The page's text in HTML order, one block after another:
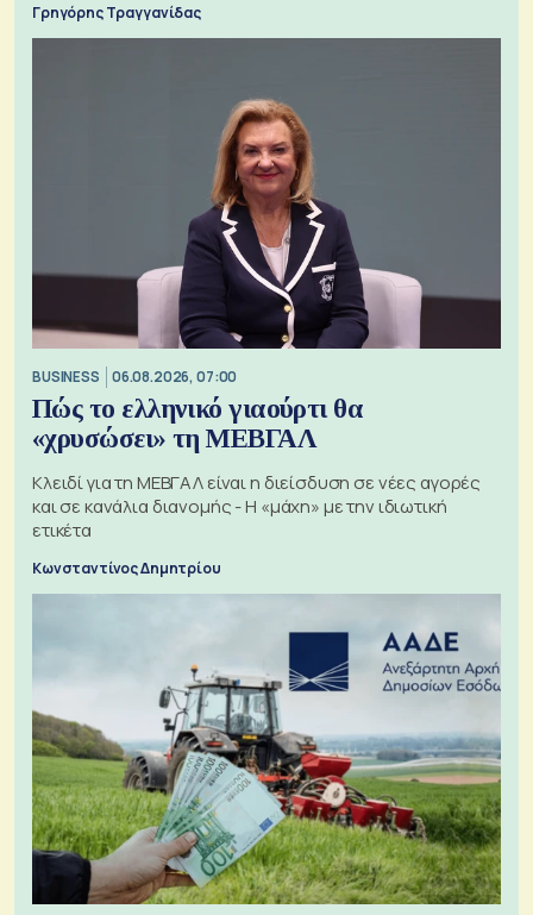
Γρηγόρης Τραγγανίδας
BUSINESS 06.08.2026, 07:00
Πώς το ελληνικό γιαούρτι θα
«χρυσώσει» τη ΜΕΒΓΑΛ
Κλειδί για τη ΜΕΒΓΑΛ είναι η διείσδυση σε νέες αγορές
και σε κανάλια διανομής - Η «μάχη» με την ιδιωτική
ετικέτα
Κωνσταντίνος Δημητρίου